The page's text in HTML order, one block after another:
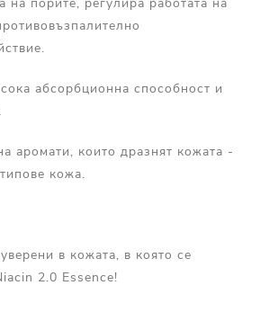
абсорбционна способност и
аромати, които дразнят кожата -
кожа.
в кожата, в която се
2.0 Essence!